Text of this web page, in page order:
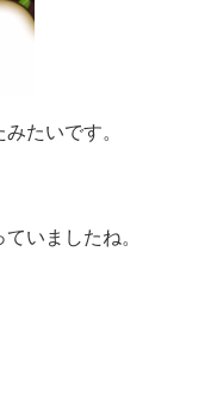
たいです。
いましたね。